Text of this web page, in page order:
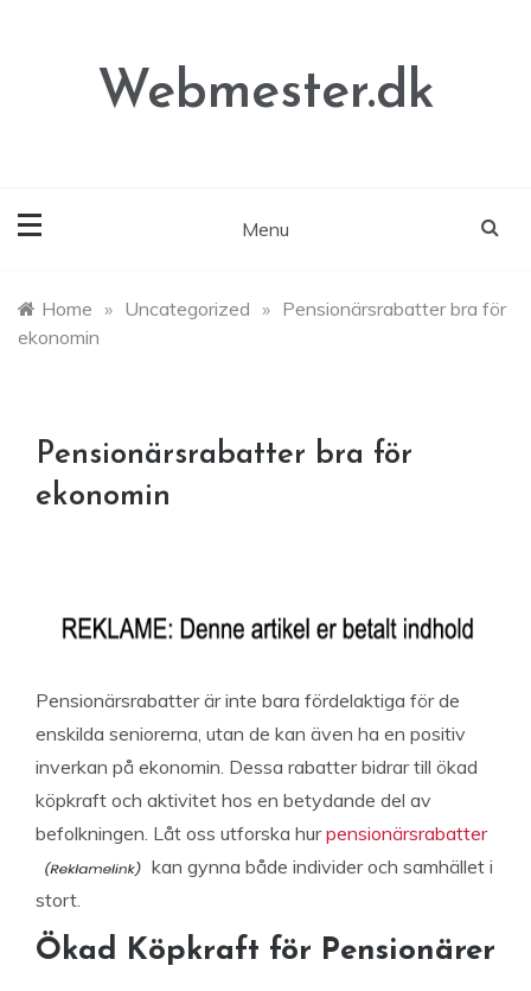
Webmester.dk
Menu
Home » Uncategorized » Pensionärsrabatter bra för
ekonomin
Pensionärsrabatter bra för
ekonomin
Pensionärsrabatter är inte bara fördelaktiga för de
enskilda seniorerna, utan de kan även ha en positiv
inverkan på ekonomin. Dessa rabatter bidrar till ökad
köpkraft och aktivitet hos en betydande del av
befolkningen. Låt oss utforska hur pensionärsrabatter
kan gynna både individer och samhället i
stort.
Ökad Köpkraft för Pensionärer